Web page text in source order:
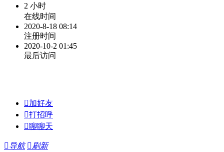
2 小时
在线时间
2020-8-18 08:14
注册时间
2020-10-2 01:45
最后访问
加好友
打招呼
聊聊天
导航 刷新